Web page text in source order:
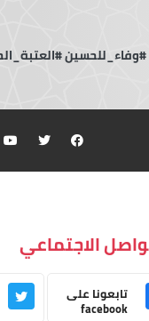
#وفاء_للحسين
الاجتماعي
تابعونا على
facebook